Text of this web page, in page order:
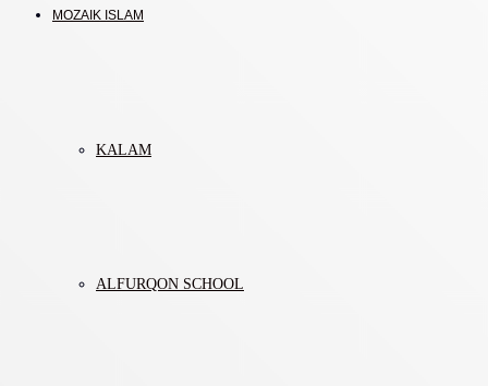
MOZAIK ISLAM
KALAM
ALFURQON SCHOOL